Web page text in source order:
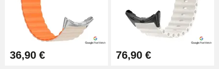
36,90 € 76,90 €